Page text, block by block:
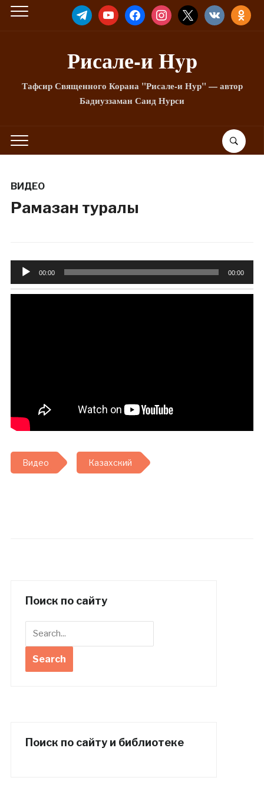
TELEGRAMYOUTUBEFACEBOOKINSTAGRAM
X VKONTAKTE
Рисале-и Hyp
Тафсир Священного Корана "Рисале-и Нур" — автор
Бадиуззаман Саид Нурси
ВИДЕО
Рамазан туралы
Аудиоплеер
00:00 00:00
Видео Казахский
Поиск по сайту
Поиск по сайту и библиотеке